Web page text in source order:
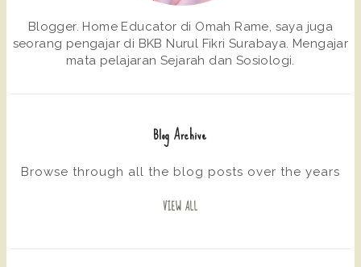
Blogger. Home Educator di Omah Rame, saya juga
seorang pengajar di BKB Nurul Fikri Surabaya. Mengajar
mata pelajaran Sejarah dan Sosiologi.
Blog Archive
Browse through all the blog posts over the years
VIEW ALL